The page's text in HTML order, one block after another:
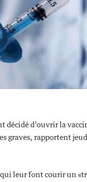
décidé d’ouvrir la
graves, rapportent
leur font courir un